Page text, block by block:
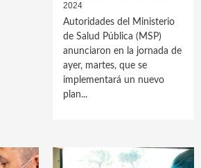
2024
Autoridades del Ministerio
de Salud Pública (MSP)
anunciaron en la jornada de
ayer, martes, que se
implementará un nuevo
plan...